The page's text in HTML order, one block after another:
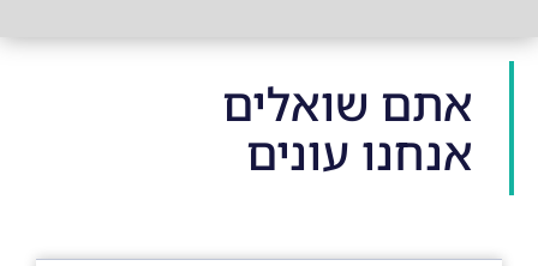
אתם שואלים
אנחנו עונים